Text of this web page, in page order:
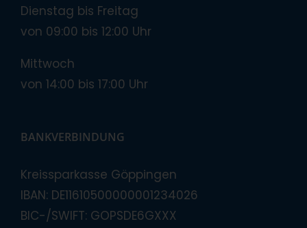
Dienstag bis Freitag
von 09:00 bis 12:00 Uhr
Mittwoch
von 14:00 bis 17:00 Uhr
BANKVERBINDUNG
Kreissparkasse Göppingen
IBAN: DE11610500000001234026
BIC-/SWIFT: GOPSDE6GXXX